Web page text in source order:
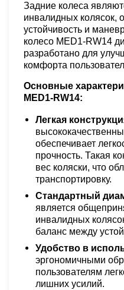
Задние колеса
инвалидных колясок,
устойчивость и
колесо MED1-RW14
разработано для
комфорта
Основные
MED1-RW14:
Легкая
обеспечивает
прочность. Такая
вес коляски, что
транспортировку.
Стандартный
является
инвалидных
баланс между
Удобство в
эргономичными
пользователям
лишних усилий.